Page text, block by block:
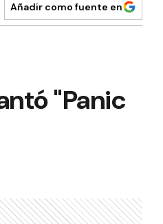
Añadir como fuente en
"Panic